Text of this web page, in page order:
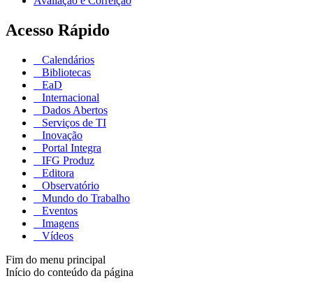
Acesso Rápido
Calendários
Bibliotecas
EaD
Internacional
Dados Abertos
Serviços de TI
Inovação
Portal Integra
IFG Produz
Editora
Observatório
Mundo do Trabalho
Eventos
Imagens
Vídeos
Fim do menu principal
Início do conteúdo da página